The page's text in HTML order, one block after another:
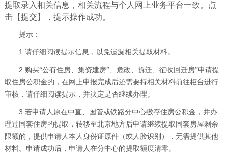
提取录入相关信息，相关流程与个人网上业务平台一致。点
击【提交】，提示操作成功。
提示：
1. 请仔细阅读提示信息，以免遗漏相关提取材料。
2. 购买“公有住房、集资建房”、危改、拆迁、征收回迁房”申请提
取住房公积金的，在网上申报完成后还需要持相关材料前往柜台进行
审核，请仔细阅读提示，并决定是否继续办理。
3. 若申请人原在中直、国管或铁路分中心缴存住房公积金，并办
理过同套住房的提取，转移至北京地方后申请继续提取同套房屋剩余
限额的，提供申请人本人身份证原件（或人脸识别），无需提供其他
材料。申请成功后，申请人在分中心的提取额度清零。